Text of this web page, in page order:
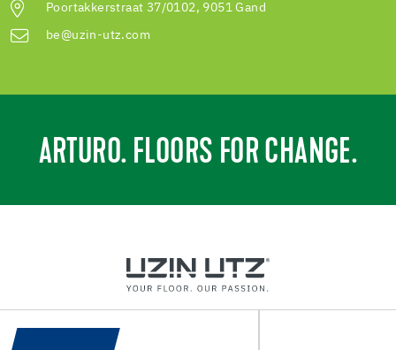
Poortakkerstraat 37/0102, 9051 Gand
be@uzin-utz.com
ARTURO. FLOORS FOR CHANGE.